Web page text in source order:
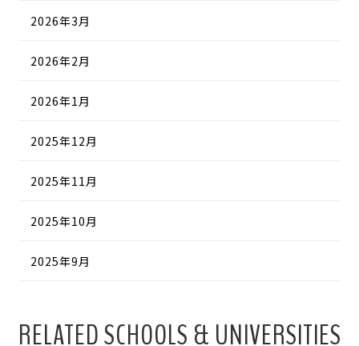
2026年3月
2026年2月
2026年1月
2025年12月
2025年11月
2025年10月
2025年9月
RELATED SCHOOLS & UNIVERSITIES